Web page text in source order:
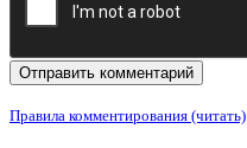
Правила комментирования (читать)